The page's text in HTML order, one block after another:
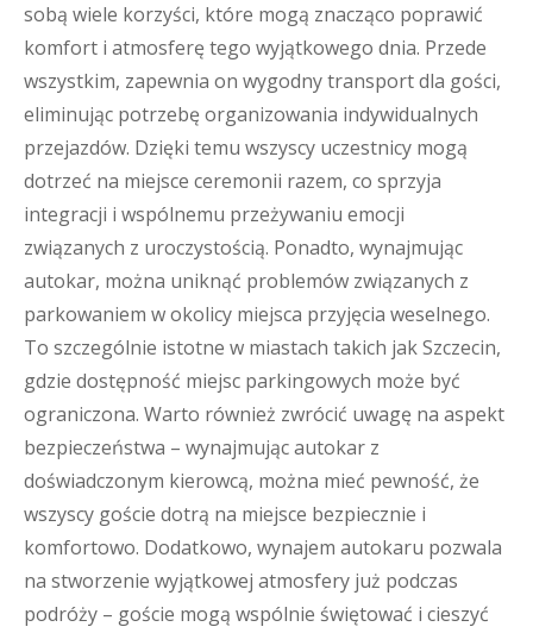
sobą wiele korzyści, które mogą znacząco poprawić
komfort i atmosferę tego wyjątkowego dnia. Przede
wszystkim, zapewnia on wygodny transport dla gości,
eliminując potrzebę organizowania indywidualnych
przejazdów. Dzięki temu wszyscy uczestnicy mogą
dotrzeć na miejsce ceremonii razem, co sprzyja
integracji i wspólnemu przeżywaniu emocji
związanych z uroczystością. Ponadto, wynajmując
autokar, można uniknąć problemów związanych z
parkowaniem w okolicy miejsca przyjęcia weselnego.
To szczególnie istotne w miastach takich jak Szczecin,
gdzie dostępność miejsc parkingowych może być
ograniczona. Warto również zwrócić uwagę na aspekt
bezpieczeństwa – wynajmując autokar z
doświadczonym kierowcą, można mieć pewność, że
wszyscy goście dotrą na miejsce bezpiecznie i
komfortowo. Dodatkowo, wynajem autokaru pozwala
na stworzenie wyjątkowej atmosfery już podczas
podróży – goście mogą wspólnie świętować i cieszyć